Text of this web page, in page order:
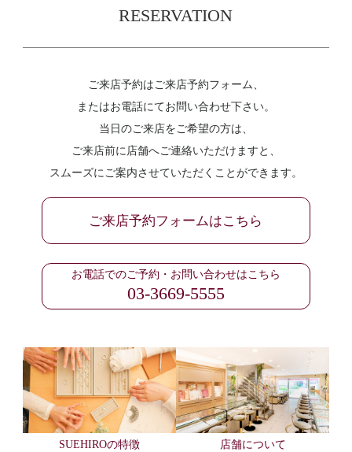
RESERVATION
ご来店予約はご来店予約フォーム、
またはお電話にてお問い合わせ下さい。
当日のご来店をご希望の方は、
ご来店前に店舗へご連絡いただけますと、
スムーズにご案内させていただくことができます。
ご来店予約フォームはこちら
お電話でのご予約・お問い合わせはこちら
03-3669-5555
SUEHIROの特徴 店舗について